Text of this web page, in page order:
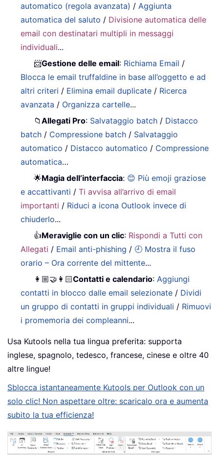
automatico (regola avanzata) / Aggiunta
automatica del saluto / Divisione automatica delle
email con destinatari multipli in messaggi
individuali...
📨Gestione delle email: Richiama Email /
Blocca le email truffaldine in base all’oggetto e ad
altri criteri / Elimina email duplicate / Ricerca
avanzata / Organizza cartelle...
📁Allegati Pro: Salvataggio batch / Distacco
batch / Compressione batch / Salvataggio
automatico / Distacco automatico / Compressione
automatica…
🌟Magia dell’interfaccia: 😊 Più emoji graziose
e accattivanti /Ti avvisa all’arrivo di email
importanti / Riduci a icona Outlook invece di
chiuderlo...
👍Meraviglie con un clic: Rispondi a Tutti con
Allegati / Email anti-phishing / 🕘 Mostra il fuso
orario – Ora corrente del mittente...
👩🏼‍🤝‍👩🏻Contatti e calendario: Aggiungi
contatti in blocco dalle email selezionate / Dividi
un gruppo di contatti in gruppi individuali / Rimuovi
i promemoria dei compleanni...
Usa Kutools nella tua lingua preferita: supporta
inglese, spagnolo, tedesco, francese, cinese e oltre 40
altre lingue!
Sblocca istantaneamente Kutools per Outlook con un
solo clic! Non aspettare oltre: scaricalo ora e aumenta
subito la tua efficienza!